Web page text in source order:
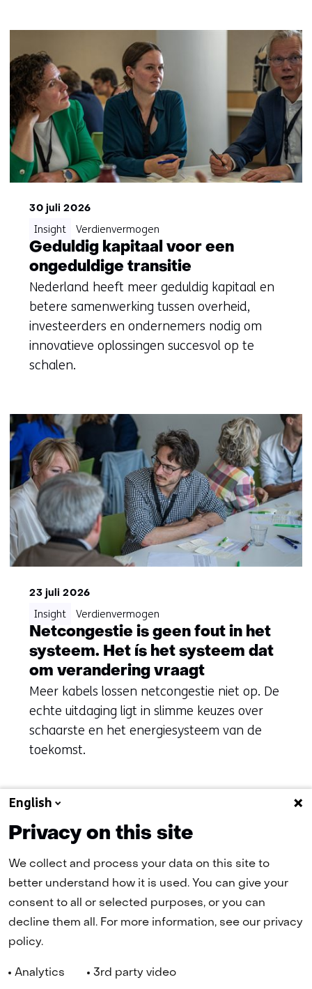
30 juli 2026
Geduldig kapitaal voor een
ongeduldige transitie
Nederland heeft meer geduldig kapitaal en
betere samenwerking tussen overheid,
investeerders en ondernemers nodig om
innovatieve oplossingen succesvol op te
schalen.
Insight Verdienvermogen
23 juli 2026
Netcongestie is geen fout in het
systeem. Het ís het systeem dat
om verandering vraagt
Meer kabels lossen netcongestie niet op. De
echte uitdaging ligt in slimme keuzes over
schaarste en het energiesysteem van de
toekomst.
Insight Verdienvermogen
Naar alle artikelen
(naar homepage)
Toegankelijkheid
English
Privacy on this site
We collect and process your data on this site to
better understand how it is used. You can give your
consent to all or selected purposes, or you can
decline them all. For more information, see our privacy
policy.
Analytics 3rd party video